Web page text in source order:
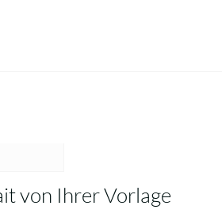
von Ihrer Vorlage